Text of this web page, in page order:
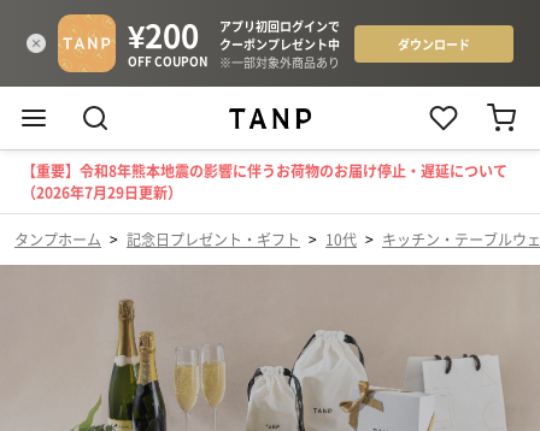
【重要】令和8年熊本地震の影響に伴うお荷物のお届け停止・遅延について
（2026年7月29日更新）
タンプホーム > 記念日プレゼント・ギフト > 10代 > キッチン・テーブルウ